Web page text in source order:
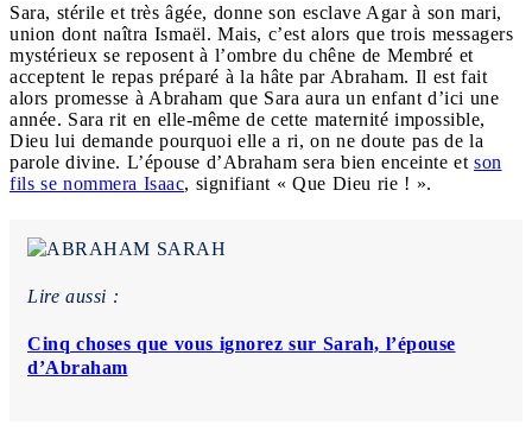
Sara, stérile et très âgée, donne son esclave Agar à son mari,
union dont naîtra Ismaël. Mais, c’est alors que trois messagers
mystérieux se reposent à l’ombre du chêne de Membré et
acceptent le repas préparé à la hâte par Abraham. Il est fait
alors promesse à Abraham que Sara aura un enfant d’ici une
année. Sara rit en elle-même de cette maternité impossible,
Dieu lui demande pourquoi elle a ri, on ne doute pas de la
parole divine. L’épouse d’Abraham sera bien enceinte et son
fils se nommera Isaac, signifiant « Que Dieu rie ! ».
Lire aussi :
Cinq choses que vous ignorez sur Sarah, l’épouse
d’Abraham